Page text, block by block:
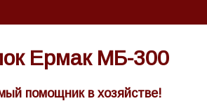
Ермак МБ-300
помощник в хозяйстве!